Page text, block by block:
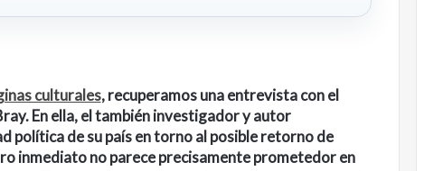
culturales, recuperamos una entrevista con el
En ella, el también investigador y autor
política de su país en torno al posible retorno de
inmediato no parece precisamente prometedor en